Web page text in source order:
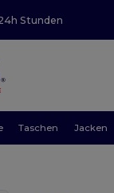
Stunden
Taschen Jacken